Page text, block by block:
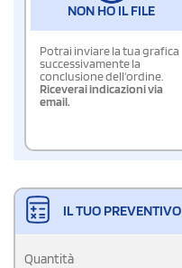
NON HO IL FILE
Potrai inviare la tua grafica
successivamente la
conclusione dell'ordine.
Riceverai indicazioni via
email.
IL TUO PREVENTIVO
Quantità